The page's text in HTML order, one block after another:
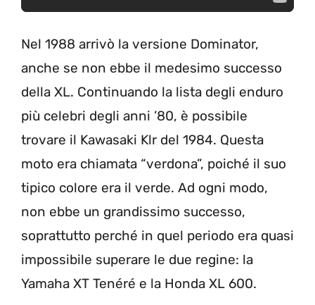
Nel 1988 arrivò la versione Dominator,
anche se non ebbe il medesimo successo
della XL. Continuando la lista degli enduro
più celebri degli anni ’80, è possibile
trovare il Kawasaki Klr del 1984. Questa
moto era chiamata “verdona”, poiché il suo
tipico colore era il verde. Ad ogni modo,
non ebbe un grandissimo successo,
soprattutto perché in quel periodo era quasi
impossibile superare le due regine: la
Yamaha XT Tenéré e la Honda XL 600.